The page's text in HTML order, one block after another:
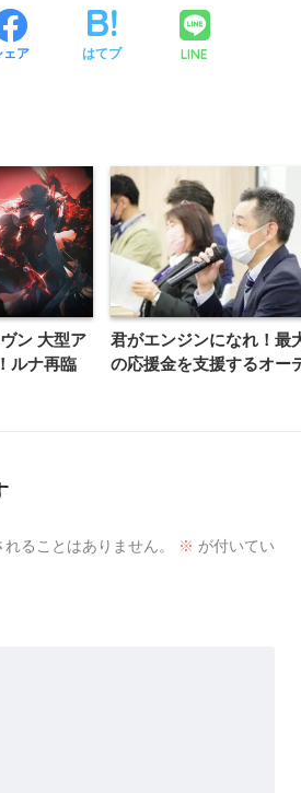
ェア はてブ LINE
ン 大型ア
ルナ再臨
君がエンジンになれ！最
の応援金を支援するオー
ることはありません。 ※ が付いてい